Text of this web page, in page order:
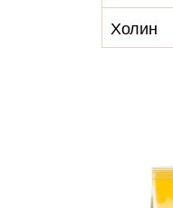
Холин